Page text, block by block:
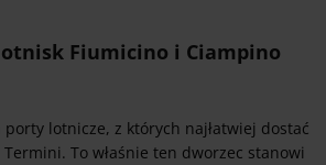
Fiumicino i Ciampino
porty lotnicze, z których najłatwiej dostać
To właśnie ten dworzec stanowi